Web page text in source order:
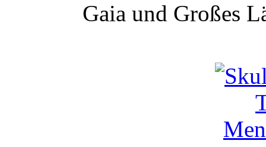
Gaia und Großes